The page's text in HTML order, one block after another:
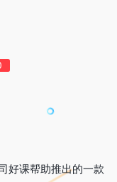
好课帮助推出的一款